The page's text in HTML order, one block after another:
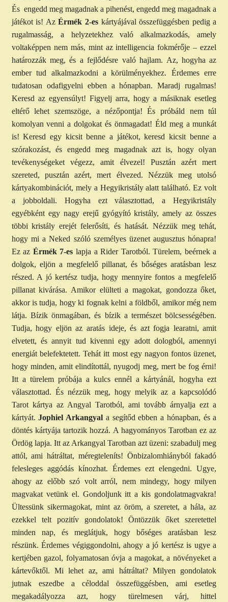
És engedd meg magadnak a pihenést, engedd meg magadnak a
játékot is! AzÉrmék 2-es kártyájával összefüggésben pedig a
rugalmasság, a helyzetekhez való alkalmazkodás, amely
voltaképpen nem más, mint az intelligencia fokmérője – ezzel
határozzák meg, és a fejlődésre való hajlam. Az, hogyha az
ember tud alkalmazkodni a körülményekhez. Érdemes erre
tudatosan odafigyelni ebben a hónapban. Maradj rugalmas!
Keresd az egyensúlyt! Figyelj arra, hogy a másiknak esetleg
eltérő lehet szemszöge, a nézőpontja! És próbáld nem túl
komolyan venni a dolgokat és önmagadat! Éld meg a munkát
is! Keresd egy kicsit benne a játékot, keresd kicsit benne a
szórakozást, és engedd meg magadnak azt is, hogy olyan
tevékenységeket végezz, amit élvezel! Pusztán azért mert
szereted, pusztán azért, mert élvezed. Nézzük meg utolsó
kártyakombinációt, mely a Hegyikristály alatt található. Ez volt
a jobboldali. Hogyha ezt választottad, a Hegyikristály
egyébként egy nagy erejű gyógyító kristály, amely az összes
többi kristály erejét felerősíti, és hatását. Nézzük meg tehát,
hogy mi a Neked szóló személyes üzenet augusztus hónapra!
Ez az Érmék 7-es lapja a Rider Tarotból. Türelem, beérnek a
dolgok, eljön a megfelelő pillanat, és bőséges aratásban lesz
részed. A jó kertész tudja, hogy mennyire fontos a megfelelő
pillanat kivárása. Amikor elülteti a magokat, gondozza őket,
akkor is tudja, hogy ki fognak kelni a földből, amikor még nem
látja. Bízik önmagában, és bízik a természet bölcsességében.
Tudja, hogy eljön az aratás ideje, és azt fogja learatni, amit
elvetett, és annyit tud kivenni egy adott dologból, amennyi
energiát belefektetett. Tehát itt most egy nagyon fontos üzenet,
hogy minden, amit elindítottál, nyugodj meg, mert be fog érni!
Itt a türelem próbája a kulcs ennél a kártyánál, hogyha ezt
választottad. És nézzük meg, hogy melyik az a kapcsolódó
Tarot kártya az Angyal Tarotból, ami tovább árnyalja ezt a
kártyát.Jophiel Arkangyal a segítőd ebben a hónapban, és a
döntés kártyája tartozik hozzá. A hagyományos Tarotban ez az
Ördög lapja. Itt az Arkangyal Tarotban azt üzeni: szabadulj meg
attól, ami hátráltat, méregteleníts! Önbizalomhiányból fakadó
felesleges aggódás kínozhat. Érdemes ezt elengedni. Ugye,
ahogy az előbb szó volt arról, nem mindegy, hogy milyen
magvakat vetünk el. Gondoljunk itt a kis gondolatmagvakra!
Ültessünk sikermagokat, mint az öröm, a szeretet, a hála, az
ezekkel telt pozitív gondolatok! Öntözzük őket szeretettel
minden nap, és meglátjuk, hogy bőséges aratásban lesz
részünk. Érdemes végiggondolni, ahogy a jó kertész is ugye a
kertjében gazol, folyamatosan óvja a magokat, a növényeket a
kártevőktől. Mi lehet az, ami hátráltat? Milyen gondolatok
jutnak eszedbe a céloddal összefüggésben, ami esetleg
megakadályozza azt, hogy türelmesen várj, hittel